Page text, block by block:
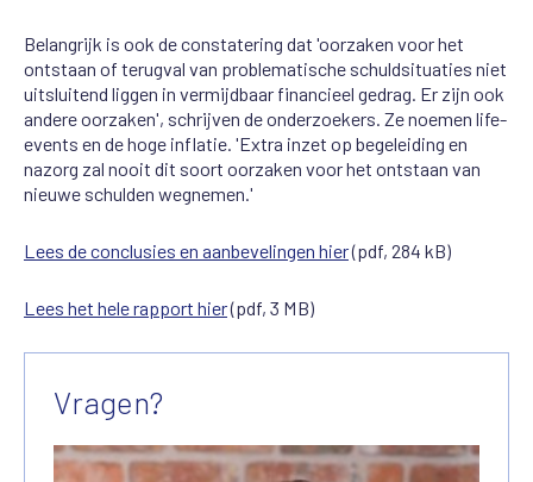
Belangrijk is ook de constatering dat 'oorzaken voor het
ontstaan of terugval van problematische schuldsituaties niet
uitsluitend liggen in vermijdbaar financieel gedrag. Er zijn ook
andere oorzaken', schrijven de onderzoekers. Ze noemen life-
events en de hoge inflatie. 'Extra inzet op begeleiding en
nazorg zal nooit dit soort oorzaken voor het ontstaan van
nieuwe schulden wegnemen.'
Lees de conclusies en aanbevelingen hier(pdf, 284 kB)
Lees het hele rapport hier(pdf, 3 MB)
Vragen?